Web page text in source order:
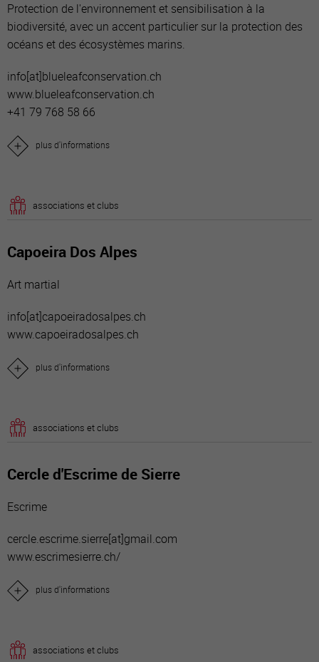
Protection de l'environnement et sensibilisation à la
biodiversité, avec un accent particulier sur la protection des
océans et des écosystèmes marins.
info[at]blueleafconservation.ch
www.blueleafconservation.ch
+41 79 768 58 66
plus d'informations
associations et clubs
Capoeira Dos Alpes
Art martial
info[at]capoeiradosalpes.ch
www.capoeiradosalpes.ch
plus d'informations
associations et clubs
Cercle d'Escrime de Sierre
Escrime
cercle.escrime.sierre[at]gmail.com
www.escrimesierre.ch/
plus d'informations
associations et clubs